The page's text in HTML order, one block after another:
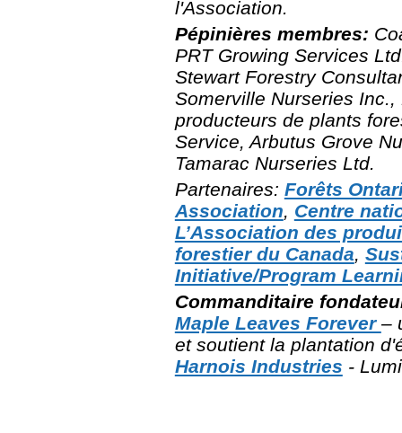
l'Association.
Pépinières membres:
PRT Growing Services
Stewart Forestry
Somerville Nurseries
producteurs de plants
Service, Arbutus Grove
Tamarac Nurseries Ltd.
Partenaires: Forêts
Association, Centre
L’Association des
forestier du Canada,
Initiative/Program
Commanditaire
Maple Leaves Forever –
et soutient la plantation
Harnois Industries -